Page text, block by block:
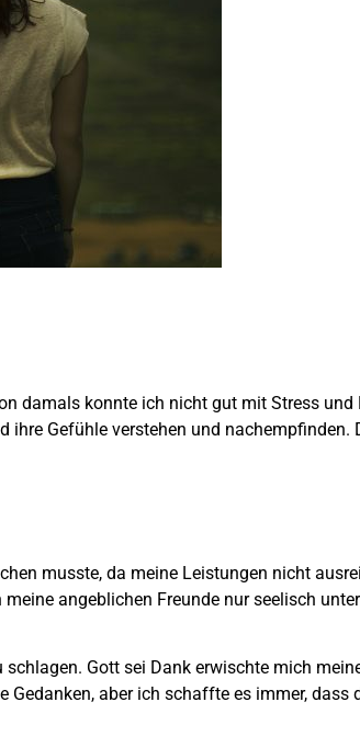
damals konnte ich nicht gut mit Stress und
Gefühle verstehen und nachempfinden.
musste, da meine Leistungen nicht
angeblichen Freunde nur seelisch
Gott sei Dank erwischte mich
aber ich schaffte es immer, dass